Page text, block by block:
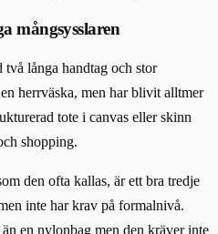
mångsysslaren
två långa handtag och stor
herrväska, men har blivit alltmer
tote i canvas eller skinn
shopping.
den ofta kallas, är ett bra tredje
inte har krav på formalnivå.
en nylonbag men den kräver inte